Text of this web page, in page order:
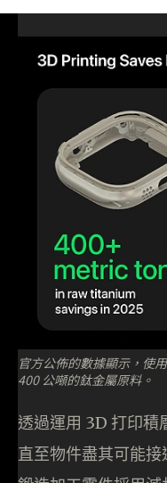
官方公佈的數據顯示，使
400 公噸的鈦金屬原料。
透過運用 3D 打印積
直至物件盡其可能